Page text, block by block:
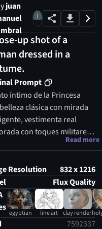
juan
up shot of a
dressed in a
Prompt
íntimo de la Princesa
clásica con mirada
vestimenta real
con toques militares,
significativas del reino,
para la acción,
del palacio de Zarembia,
dramática, estilo
detallado, atmósfera de
y sabiduría
Read more
Resolution
832 x 1216
Flux Quality
egyptian line art clay render
7592337